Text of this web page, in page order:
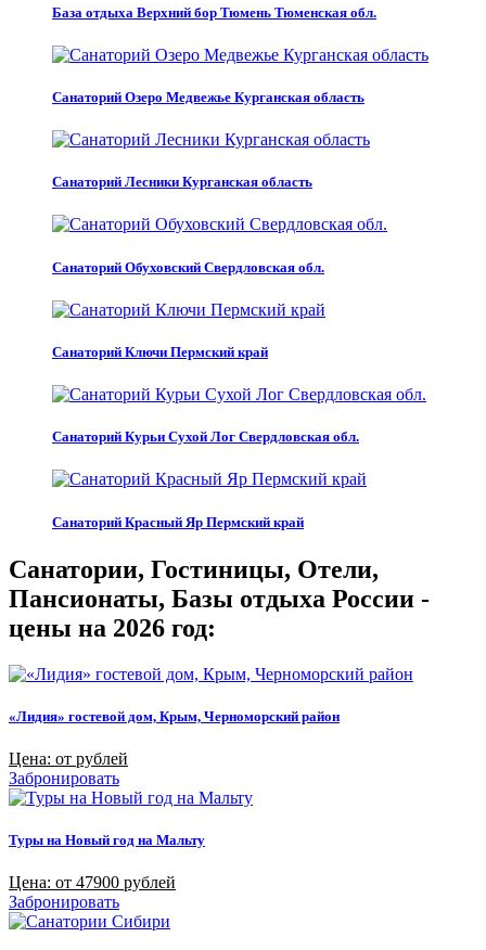
База отдыха Верхний бор Тюмень Тюменская обл.
Санаторий Озеро Медвежье Курганская область
Санаторий Лесники Курганская область
Санаторий Обуховский Свердловская обл.
Санаторий Ключи Пермский край
Санаторий Курьи Сухой Лог Свердловская обл.
Санаторий Красный Яр Пермский край
Санатории, Гостиницы, Отели,
Пансионаты, Базы отдыха России -
цены на 2026 год:
«Лидия» гостевой дом, Крым, Черноморский район
Цена: от рублей
Забронировать
Туры на Новый год на Мальту
Цена: от 47900 рублей
Забронировать